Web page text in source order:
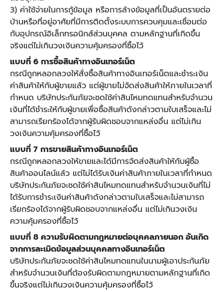
3) ค่าใช้จ่ายในการกู้ข้อมูล หรือการล้างข้อมูลที่เป็นอันตรายต่อ
บ้านหรือที่อยู่อาศัยที่มีการติดตั้งระบบการควบคุมและเชื่อมต่อ
กับอุปกรณ์อิเล็กทรอนิกส์ส่วนบุคคล ตามหลักฐานที่เกิดขึ้น
จริงแต่ไม่เกินวงเงินความคุ้มครองที่ซื้อไว้
แบบที่ 6 การซื้อสินค้าทางอินเทอร์เน็ต
กรณีถูกหลอกลวงให้สั่งซื้อสินค้าทางอินเทอร์เน็ตและชำระเงิน
ค่าสินค้าให้กับผู้ขายแล้ว แต่ผู้ขายไม่จัดส่งสินค้าให้ภายในเวลาที่
กำหนด บริษัทประกันภัยจะชดใช้ค่าสินไหมทดแทนสำหรับจำนวน
เงินที่ได้ชำระให้กับผู้ขายเพื่อซื้อสินค้าดังกล่าวตามใบเสร็จและไม่
สามารถเรียกร้องได้จากผู้รับผิดชอบจากแหล่งอื่น แต่ไม่เกิน
วงเงินความคุ้มครองที่ซื้อไว้
แบบที่ 7 การขายสินค้าทางอินเทอร์เน็ต
กรณีถูกหลอกลวงให้ขายและได้มีการจัดส่งสินค้าให้กับผู้ซื้อ
สินค้าออนไลน์แล้ว แต่ไม่ได้รับเงินค่าสินค้าภายในเวลาที่กำหนด
บริษัทประกันภัยจะชดใช้ค่าสินไหมทดแทนสำหรับจำนวนเงินที่ไม่
ได้รับการชำระเงินค่าสินค้าดังกล่าวตามใบเสร็จและไม่สามารถ
เรียกร้องได้จากผู้รับผิดชอบจากแหล่งอื่น แต่ไม่เกินวงเงิน
ความคุ้มครองที่ซื้อไว้
แบบที่ 8 ความรับผิดตามกฎหมายต่อบุคคลภายนอก อันเกิด
จากการละเมิดข้อมูลส่วนบุคคลทางอินเทอร์เน็ต
บริษัทประกันภัยจะชดใช้ค่าสินไหมทดแทนในนามผู้เอาประกันภัย
สำหรับจำนวนเงินที่ต้องรับผิดตามกฎหมายตามหลักฐานที่เกิด
ขึ้นจริงแต่ไม่เกินวงเงินความคุ้มครองที่ซื้อไว้